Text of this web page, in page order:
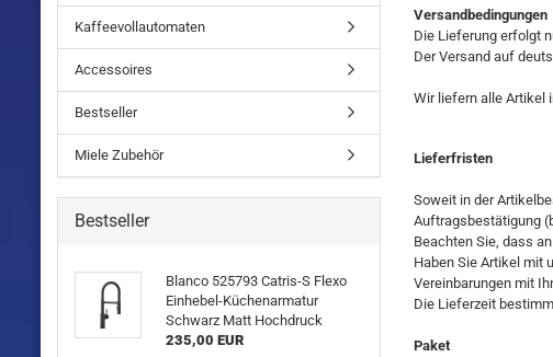
Versandbedingungen
Die Lieferung erfolgt
Der Versand auf
Wir liefern alle Artikel
Lieferfristen
Soweit in der
Auftragsbestätigung
Beachten Sie, dass
Haben Sie Artikel mit
Vereinbarungen mit
Die Lieferzeit
Paket
Kaffeevollautomaten
Accessoires
Bestseller
Miele Zubehör
Bestseller
Blanco 525793 Catris-S Flexo
Einhebel-Küchenarmatur
Schwarz Matt Hochdruck
235,00 EUR